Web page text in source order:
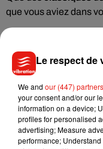
que vous aviez dans
Toute la
WhatsApp !
À gagner sur
Le respect de
We and our (447) partners
your consent and/or our
information on a device;
profiles for personalised
advertising; Measure
performance;